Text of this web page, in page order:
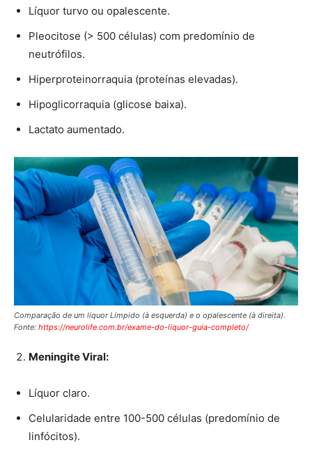
Líquor turvo ou opalescente.
Pleocitose (> 500 células) com predomínio de
neutrófilos.
Hiperproteinorraquia (proteínas elevadas).
Hipoglicorraquia (glicose baixa).
Lactato aumentado.
Comparação de um liquor Límpido (à esquerda) e o opalescente (à direita).
Fonte: https://neurolife.com.br/exame-do-liquor-guia-completo/
Meningite Viral:
Líquor claro.
Celularidade entre 100-500 células (predomínio de
linfócitos).